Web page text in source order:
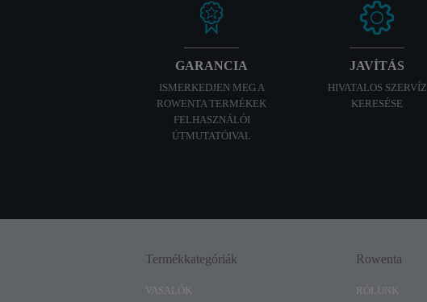
GARANCIA
ISMERKEDJEN MEG A
ROWENTA TERMÉKEK
FELHASZNÁLÓI
ÚTMUTATÓIVAL
JAVÍTÁS
HIVATALOS SZERVÍZ
KERESÉSE
Termékkategóriák
VASALÓK
Rowenta
RÓLUNK